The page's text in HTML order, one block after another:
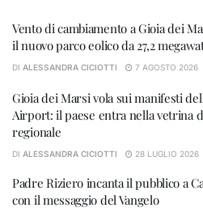
Vento di cambiamento a Gioia dei
il nuovo parco eolico da 27,2
DI ALESSANDRA CICIOTTI 7 AGOSTO 2026
Gioia dei Marsi vola sui manifesti
Airport: il paese entra nella vetrina
regionale
DI ALESSANDRA CICIOTTI 28 LUGLIO 2026
Padre Riziero incanta il pubblico a
con il messaggio del Vangelo